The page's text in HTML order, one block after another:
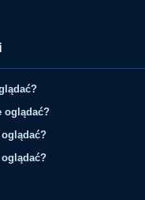
oglądać?